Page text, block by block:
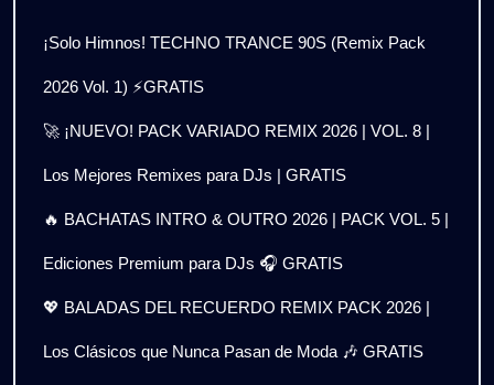
¡Solo Himnos! TECHNO TRANCE 90S (Remix Pack
2026 Vol. 1) ⚡GRATIS
🚀 ¡NUEVO! PACK VARIADO REMIX 2026 | VOL. 8 |
Los Mejores Remixes para DJs | GRATIS
🔥 BACHATAS INTRO & OUTRO 2026 | PACK VOL. 5 |
Ediciones Premium para DJs 🎧 GRATIS
💖 BALADAS DEL RECUERDO REMIX PACK 2026 |
Los Clásicos que Nunca Pasan de Moda 🎶 GRATIS